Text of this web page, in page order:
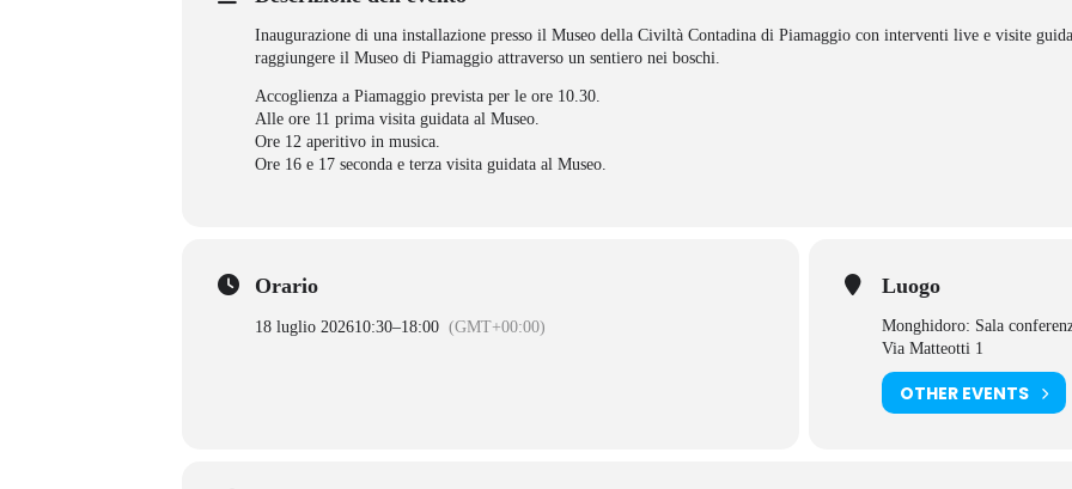
Inaugurazione di una installazione presso il Museo della Civiltà Contadina di Piamaggio con interventi live e visite
raggiungere il Museo di Piamaggio attraverso un sentiero nei boschi.
Accoglienza a Piamaggio prevista per le ore 10.30.
Alle ore 11 prima visita guidata al Museo.
Ore 12 aperitivo in musica.
Ore 16 e 17 seconda e terza visita guidata al Museo.
Orario
18 luglio 202610:30–18:00 (GMT+00:00)
Luogo
Monghidoro: Sala
Via Matteotti 1
OTHER EVENTS